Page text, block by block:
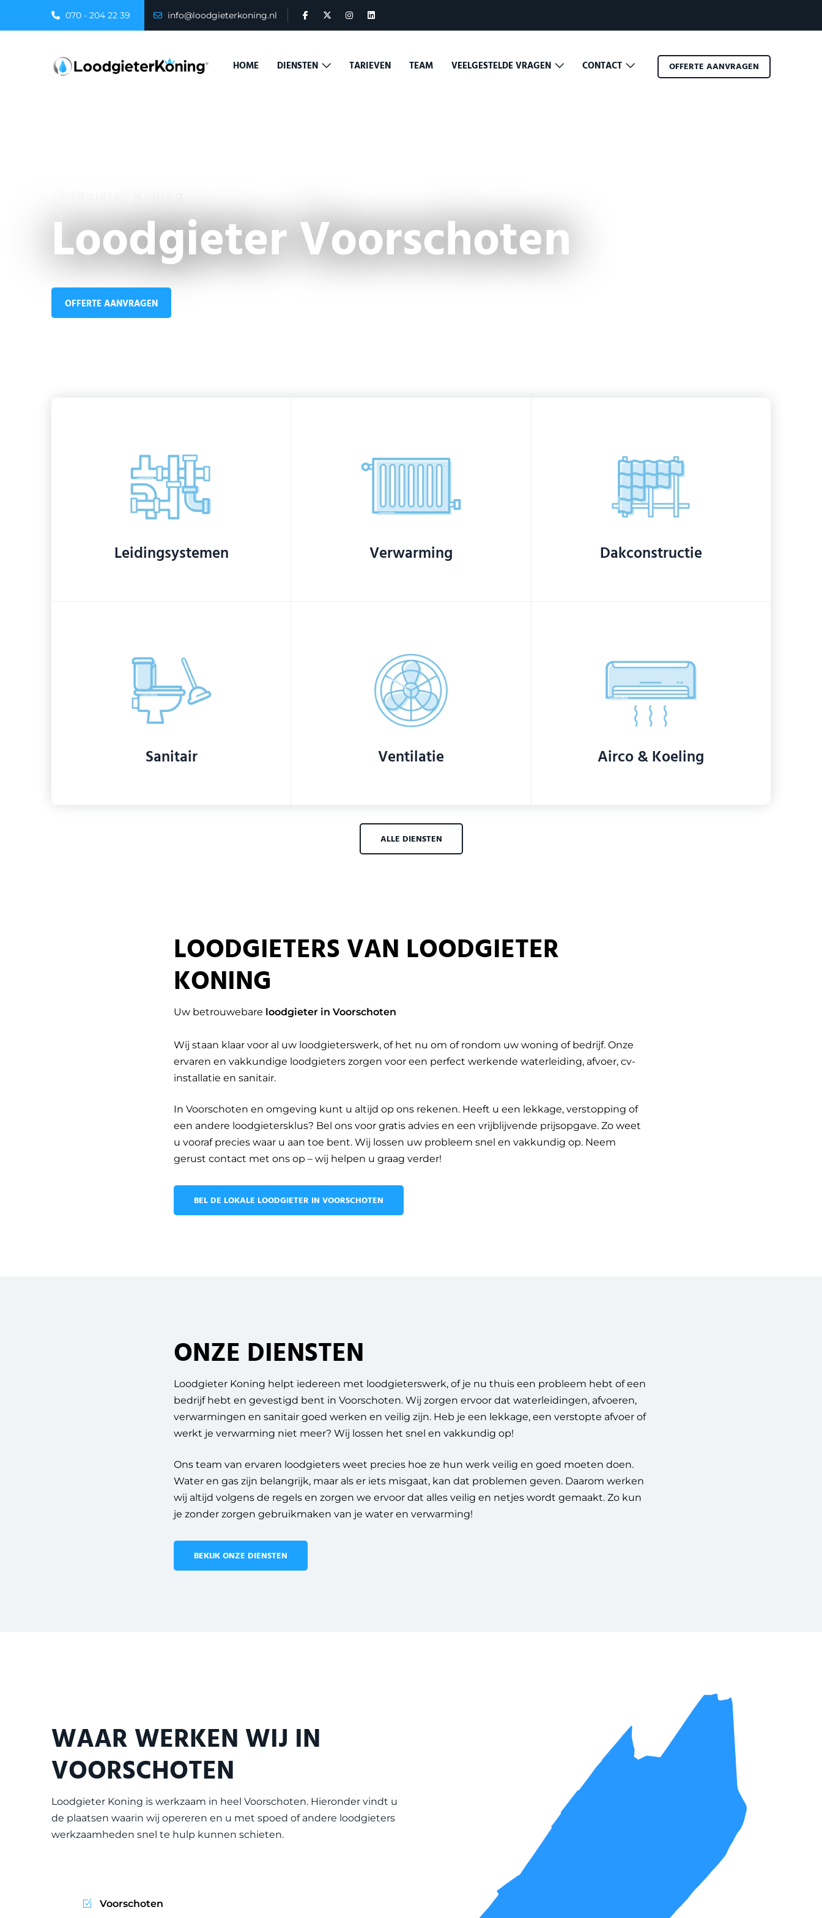
070 - 204 22 39 info@loodgieterkoning.nl
HOME DIENSTEN TARIEVEN TEAM VEELGESTELDE VRAGEN CONTACT OFFERTE AANVRAGEN
Loodgieter Voorschoten
OFFERTE AANVRAGEN
Leidingsystemen Verwarming Dakconstructie
Sanitair Ventilatie Airco & Koeling
ALLE DIENSTEN
LOODGIETERS VAN LOODGIETER
KONING
Uw betrouwebare loodgieter in Voorschoten
Wij staan klaar voor al uw loodgieterswerk, of het nu om of rondom uw woning of bedrijf. Onze
ervaren en vakkundige loodgieters zorgen voor een perfect werkende waterleiding, afvoer, cv-
installatie en sanitair.
In Voorschoten en omgeving kunt u altijd op ons rekenen. Heeft u een lekkage, verstopping of
een andere loodgietersklus? Bel ons voor gratis advies en een vrijblijvende prijsopgave. Zo weet
u vooraf precies waar u aan toe bent. Wij lossen uw probleem snel en vakkundig op. Neem
gerust contact met ons op – wij helpen u graag verder!
BEL DE LOKALE LOODGIETER IN VOORSCHOTEN
ONZE DIENSTEN
Loodgieter Koning helpt iedereen met loodgieterswerk, of je nu thuis een probleem hebt of een
bedrijf hebt en gevestigd bent in Voorschoten. Wij zorgen ervoor dat waterleidingen, afvoeren,
verwarmingen en sanitair goed werken en veilig zijn. Heb je een lekkage, een verstopte afvoer of
werkt je verwarming niet meer? Wij lossen het snel en vakkundig op!
Ons team van ervaren loodgieters weet precies hoe ze hun werk veilig en goed moeten doen.
Water en gas zijn belangrijk, maar als er iets misgaat, kan dat problemen geven. Daarom werken
wij altijd volgens de regels en zorgen we ervoor dat alles veilig en netjes wordt gemaakt. Zo kun
je zonder zorgen gebruikmaken van je water en verwarming!
BEKIJK ONZE DIENSTEN
WAAR WERKEN WIJ IN
VOORSCHOTEN
Loodgieter Koning is werkzaam in heel Voorschoten. Hieronder vindt u
de plaatsen waarin wij opereren en u met spoed of andere loodgieters
werkzaamheden snel te hulp kunnen schieten.
Voorschoten